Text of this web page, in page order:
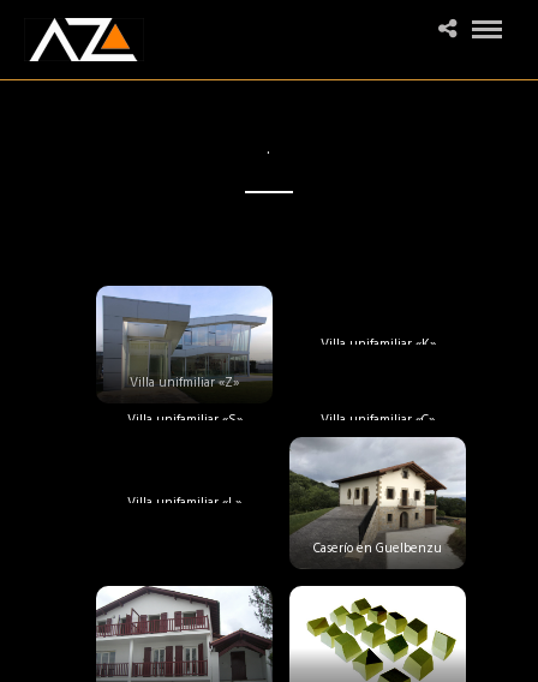
.
Villa unifmiliar «Z»
Villa unifamiliar «K»
Villa unifamiliar «S» Villa unifamiliar «C»
Villa unifamiliar «L»
Caserío en Guelbenzu